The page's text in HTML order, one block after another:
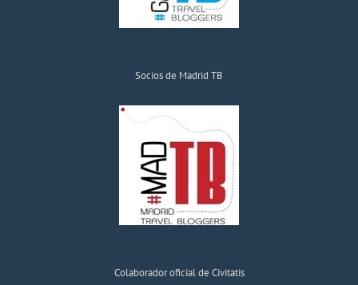
Socios de Madrid TB
Colaborador oficial de Civitatis